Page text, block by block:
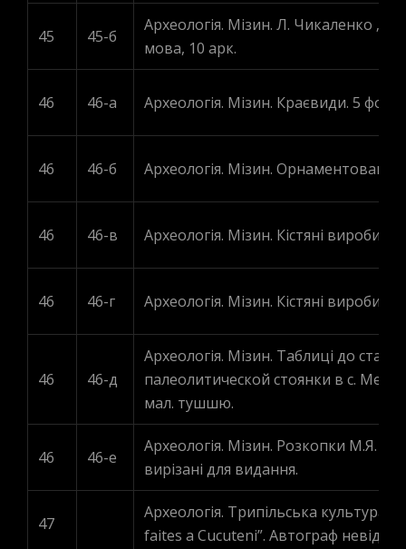
45 45-б
Археологія. Мізин. Л. Чикаленко
мова, 10 арк.
46 46-a Археологія. Мізин. Краєвиди. 5 фото.
46 46-б Археологія. Мізин. Орнаментовані
46 46-в Археологія. Мізин. Кістяні вироби,
46 46-г Археологія. Мізин. Кістяні вироби,
46 46-д
Археологія. Мізин. Таблиці до
палеолитической стоянки в с.
мал. тушшю.
46 46-е
Археологія. Мізин. Розкопки М.Я.
вирізані для видання.
47
Археологія. Трипільська
faites а Cucuteni”. Автограф